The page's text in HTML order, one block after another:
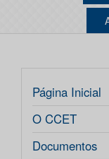
Página Inicial
O CCET
Documentos